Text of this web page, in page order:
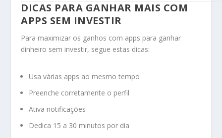
DICAS PARA GANHAR MAIS COM
APPS SEM INVESTIR
Para maximizar os ganhos com apps para ganhar
dinheiro sem investir, segue estas dicas:
Usa várias apps ao mesmo tempo
Preenche corretamente o perfil
Ativa notificações
Dedica 15 a 30 minutos por dia